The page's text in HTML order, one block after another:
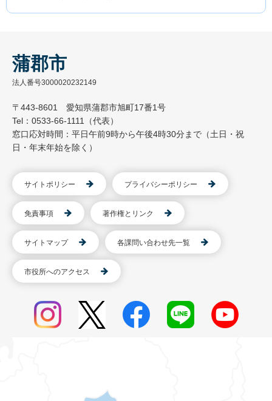
蒲郡市
法人番号3000020232149
〒443-8601 愛知県蒲郡市旭町17番1号
Tel：0533-66-1111（代表）
窓口応対時間：平日午前9時から午後4時30分まで（土日・祝
日・年末年始を除く）
サイトポリシー プライバシーポリシー
免責事項 著作権とリンク
サイトマップ 各課問い合わせ先一覧
市役所へのアクセス